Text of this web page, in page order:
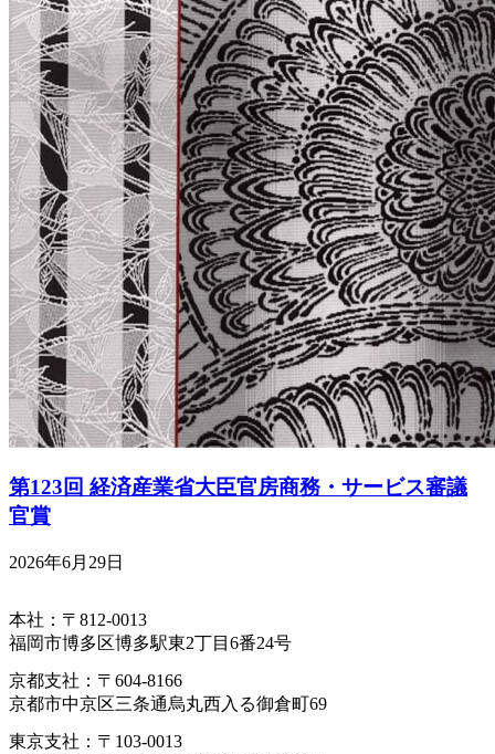
第123回 経済産業省大臣官房商務・サービス審議
官賞
2026年6月29日
本社：〒812-0013
福岡市博多区博多駅東2丁目6番24号
京都支社：〒604-8166
京都市中京区三条通烏丸西入る御倉町69
東京支社：〒103-0013